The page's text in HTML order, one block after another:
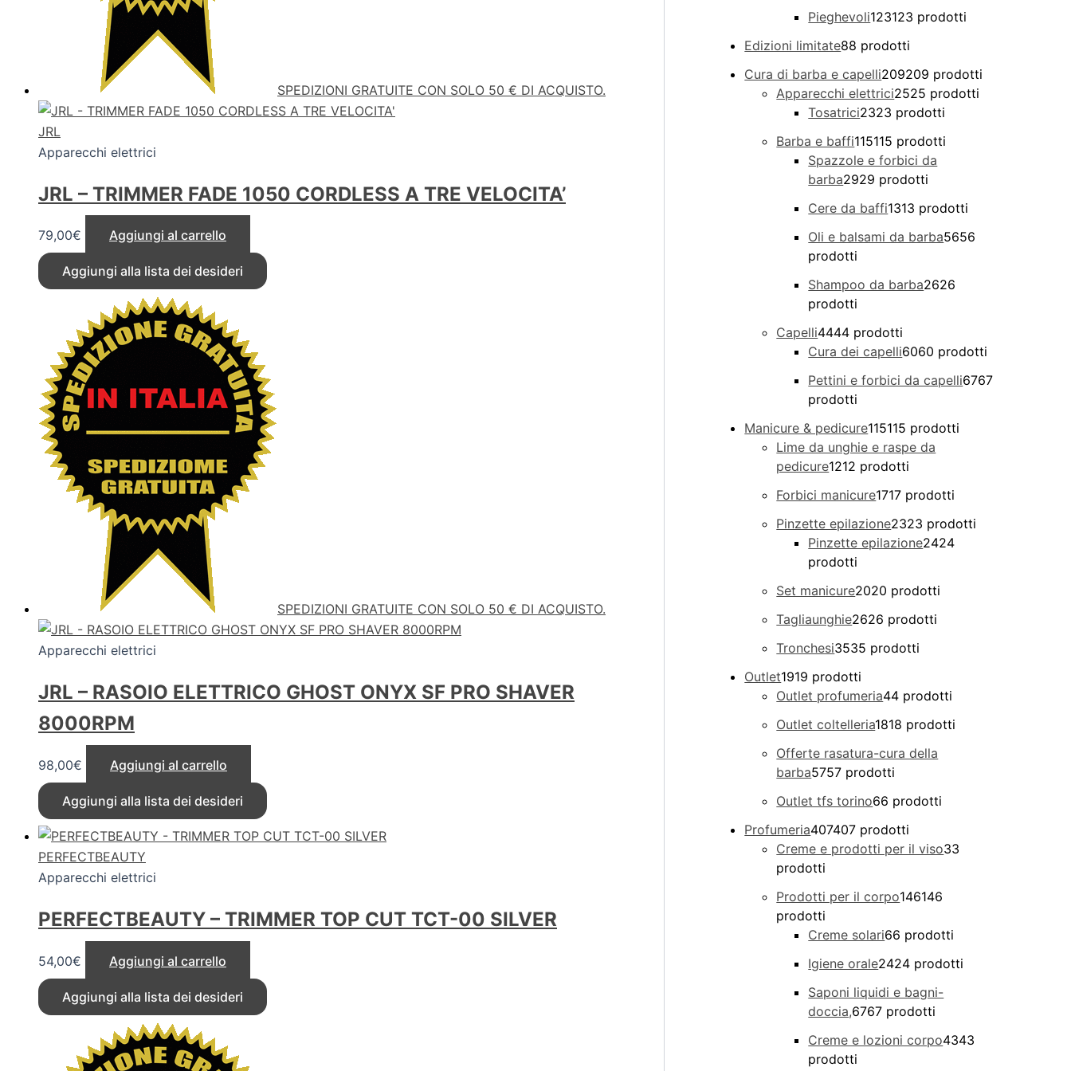
SPEDIZIONI GRATUITE CON SOLO 50 € DI ACQUISTO.
JRL
Apparecchi elettrici
JRL – TRIMMER FADE 1050 CORDLESS A TRE VELOCITA’
79,00€ Aggiungi al carrello
Aggiungi alla lista dei desideri
SPEDIZIONI GRATUITE CON SOLO 50 € DI ACQUISTO.
Apparecchi elettrici
JRL – RASOIO ELETTRICO GHOST ONYX SF PRO SHAVER
8000RPM
98,00€ Aggiungi al carrello
Aggiungi alla lista dei desideri
PERFECTBEAUTY
Apparecchi elettrici
PERFECTBEAUTY – TRIMMER TOP CUT TCT-00 SILVER
54,00€ Aggiungi al carrello
Aggiungi alla lista dei desideri
Pieghevoli123123 prodotti
Edizioni limitate88 prodotti
Cura di barba e capelli209209 prodotti
Apparecchi elettrici2525 prodotti
Tosatrici2323 prodotti
Barba e baffi115115 prodotti
Spazzole e forbici da
barba2929 prodotti
Cere da baffi1313 prodotti
Oli e balsami da barba5656
prodotti
Shampoo da barba2626
prodotti
Capelli4444 prodotti
Cura dei capelli6060 prodotti
Pettini e forbici da capelli6767
prodotti
Manicure & pedicure115115 prodotti
Lime da unghie e raspe da
pedicure1212 prodotti
Forbici manicure1717 prodotti
Pinzette epilazione2323 prodotti
Pinzette epilazione2424
prodotti
Set manicure2020 prodotti
Tagliaunghie2626 prodotti
Tronchesi3535 prodotti
Outlet1919 prodotti
Outlet profumeria44 prodotti
Outlet coltelleria1818 prodotti
Offerte rasatura-cura della
barba5757 prodotti
Outlet tfs torino66 prodotti
Profumeria407407 prodotti
Creme e prodotti per il viso33
prodotti
Prodotti per il corpo146146
prodotti
Creme solari66 prodotti
Igiene orale2424 prodotti
Saponi liquidi e bagni-
doccia,6767 prodotti
Creme e lozioni corpo4343
prodotti